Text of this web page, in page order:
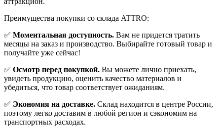
Преимущества покупки со склада ATTRO:
✅ Моментальная доступность. Вам не придется тратить
месяцы на заказ и производство. Выбирайте готовый товар и
получайте уже сейчас!
✅ Осмотр перед покупкой. Вы можете лично приехать,
увидеть продукцию, оценить качество материалов и
убедиться, что товар соответствует ожиданиям.
✅ Экономия на доставке. Склад находится в центре России,
поэтому легко доставим в любой регион и сэкономим на
транспортных расходах.